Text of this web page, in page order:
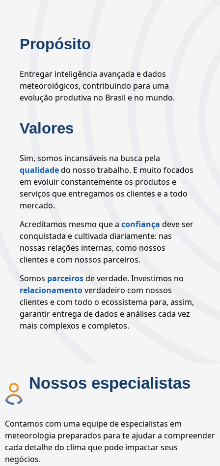
Propósito
Entregar inteligência avançada e dados
meteorológicos, contribuindo para uma
evolução produtiva no Brasil e no mundo.
Valores
Sim, somos incansáveis na busca pela
qualidadedo nosso trabalho. E muito focados
em evoluir constantemente os produtos e
serviços que entregamos os clientes e a todo
mercado.
Acreditamos mesmo que a confiança deve ser
conquistada e cultivada diariamente: nas
nossas relações internas, como nossos
clientes e com nossos parceiros.
Somos parceirosde verdade. Investimos no
relacionamentoverdadeiro com nossos
clientes e com todo o ecossistema para, assim,
garantir entrega de dados e análises cada vez
mais complexos e completos.
Nossos especialistas
Contamos com uma equipe de especialistas em
meteorologia preparados para te ajudar a compreender
cada detalhe do clima que pode impactar seus
negócios.